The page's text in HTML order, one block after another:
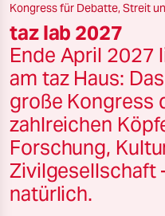
nord
wahrheit
verlag
verlag
veranstaltungen
shop
Kongress für Debatte, Streit
taz lab 2027
Ende April 2027
am taz Haus:
große Kongress
zahlreichen
Forschung,
Zivilgesellschaft
natürlich.